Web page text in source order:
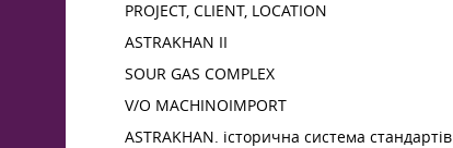
PROJECT, CLIENT, LOCATION
ASTRAKHAN II
SOUR GAS COMPLEX
V/O MACHINOIMPORT
ASTRAKHAN. історична система стандартів